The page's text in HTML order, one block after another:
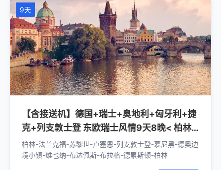
9天
【含接送机】德国+瑞士+奥地利+匈牙利+捷
克+列支敦士登 东欧瑞士风情9天8晚< 柏林
上下>
柏林-法兰克福-苏黎世-卢塞恩-列支敦士登-慕尼黑-德奥边
境小镇-维也纳-布达佩斯-布拉格-德累斯顿-柏林